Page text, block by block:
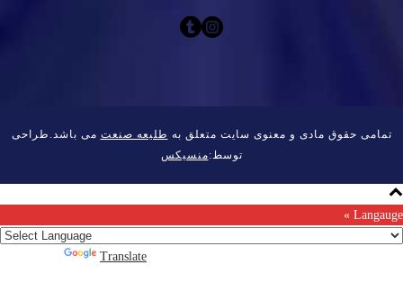
تمامی حقوق مادی و معنوی سایت متعلق به طلیعه صنعت می باشد.طراحی
توسط:منسیکس
Langauge »
Translate